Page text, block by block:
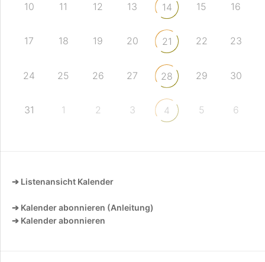
10 11 12 13 14 15 16
17 18 19 20 21 22 23
24 25 26 27 28 29 30
31 1 2 3 4 5 6
➔ Listenansicht Kalender
➔ Kalender abonnieren (Anleitung)
➔ Kalender abonnieren